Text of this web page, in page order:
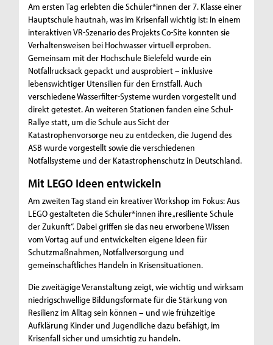
Am ersten Tag erlebten die Schüler*innen der 7. Klasse einer
Hauptschule hautnah, was im Krisenfall wichtig ist: In einem
interaktiven VR-Szenario des Projekts Co-Site konnten sie
Verhaltensweisen bei Hochwasser virtuell erproben.
Gemeinsam mit der Hochschule Bielefeld wurde ein
Notfallrucksack gepackt und ausprobiert – inklusive
lebenswichtiger Utensilien für den Ernstfall. Auch
verschiedene Wasserfilter-Systeme wurden vorgestellt und
direkt getestet. An weiteren Stationen fanden eine Schul-
Rallye statt, um die Schule aus Sicht der
Katastrophenvorsorge neu zu entdecken, die Jugend des
ASB wurde vorgestellt sowie die verschiedenen
Notfallsysteme und der Katastrophenschutz in Deutschland.
Mit LEGO Ideen entwickeln
Am zweiten Tag stand ein kreativer Workshop im Fokus: Aus
LEGO gestalteten die Schüler*innen ihre „resiliente Schule
der Zukunft“. Dabei griffen sie das neu erworbene Wissen
vom Vortag auf und entwickelten eigene Ideen für
Schutzmaßnahmen, Notfallversorgung und
gemeinschaftliches Handeln in Krisensituationen.
Die zweitägige Veranstaltung zeigt, wie wichtig und wirksam
niedrigschwellige Bildungsformate für die Stärkung von
Resilienz im Alltag sein können – und wie frühzeitige
Aufklärung Kinder und Jugendliche dazu befähigt, im
Krisenfall sicher und umsichtig zu handeln.